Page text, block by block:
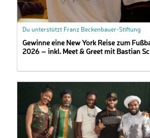
Du unterstützt Franz Beckenbauer-Stiftung
Gewinne eine New York Reise zum
2026 – inkl. Meet & Greet mit Bastian